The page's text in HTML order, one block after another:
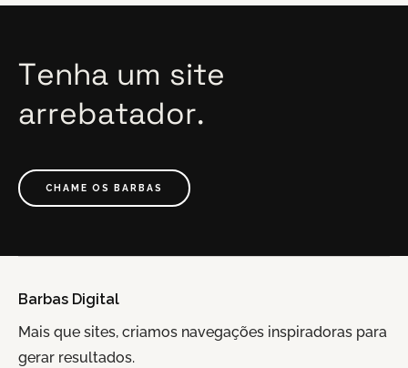
Tenha um site
arrebatador.
CHAME OS BARBAS
Barbas Digital
Mais que sites, criamos navegações inspiradoras para
gerar resultados.